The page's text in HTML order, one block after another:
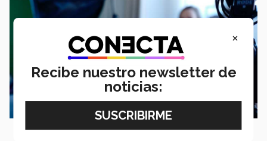
×
Recibe nuestro newsletter de
noticias: